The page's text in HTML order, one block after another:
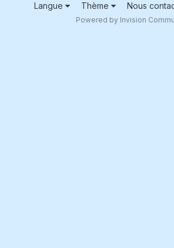
Langue Thème Nous
Powered by Invision